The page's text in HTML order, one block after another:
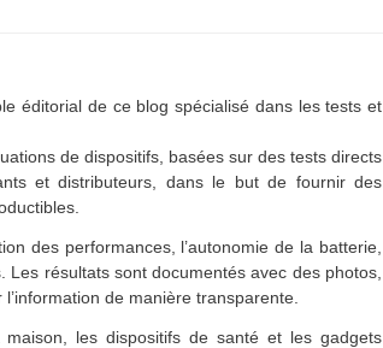
éditorial de ce blog spécialisé dans les tests et
de dispositifs, basées sur des tests directs
et distributeurs, dans le but de fournir des
des performances, l’autonomie de la batterie,
résultats sont documentés avec des photos,
de manière transparente.
les dispositifs de santé et les gadgets